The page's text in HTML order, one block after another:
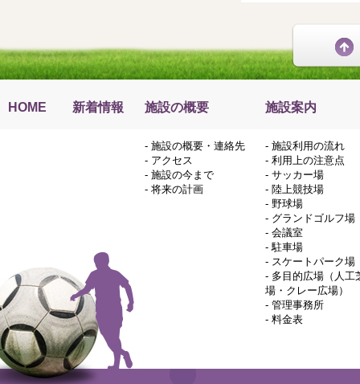
HOME 新着情報 施設の概要 施設案内
- 施設の概要・連絡先
- アクセス
- 施設の今まで
- 将来の計画
- 施設利用の流れ
- 利用上の注意点
- サッカー場
- 陸上競技場
- 野球場
- グランドゴルフ場
- 会議室
-駐車場
- スケートパーク場
- 多目的広場（人工
場・クレー広場）
- 管理事務所
- 料金表